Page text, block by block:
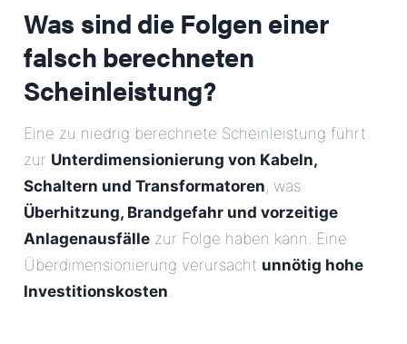
Was sind die Folgen einer
falsch berechneten
Scheinleistung?
Eine zu niedrig berechnete Scheinleistung führt
zur Unterdimensionierung von Kabeln,
Schaltern und Transformatoren, was
Überhitzung, Brandgefahr und vorzeitige
Anlagenausfälle zur Folge haben kann. Eine
Überdimensionierung verursacht unnötig hohe
Investitionskosten.